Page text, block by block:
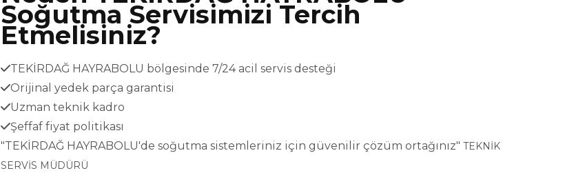
Soğutma Servisimizi Tercih
Etmelisiniz?
TEKİRDAĞ HAYRABOLU bölgesinde 7/24 acil servis desteği
Orijinal yedek parça garantisi
Uzman teknik kadro
Şeffaf fiyat politikası
"TEKİRDAĞ HAYRABOLU'de soğutma sistemleriniz için güvenilir çözüm ortağınız" TEKNİK
SERVİS MÜDÜRÜ